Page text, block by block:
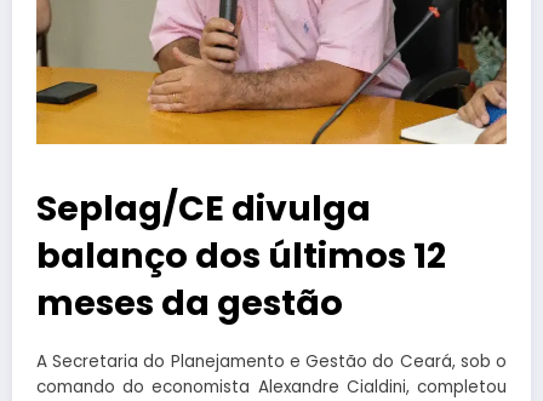
Seplag/CE divulga
balanço dos últimos 12
meses da gestão
A Secretaria do Planejamento e Gestão do Ceará, sob o
comando do economista Alexandre Cialdini, completou